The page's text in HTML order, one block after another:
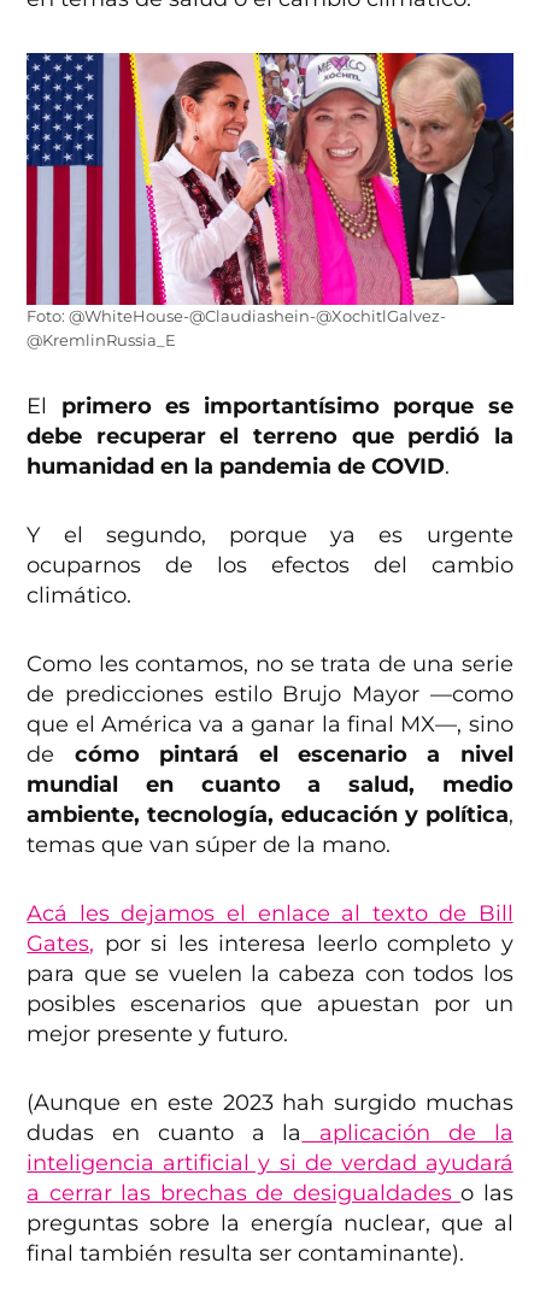
Foto: @WhiteHouse-@Claudiashein-@XochitlGalvez-
@KremlinRussia_E
El primero es importantísimo porque se
debe recuperar el terreno que perdió la
humanidad en la pandemia de COVID.
Y el segundo, porque ya es urgente
ocuparnos de los efectos del cambio
climático.
Como les contamos, no se trata de una serie
de predicciones estilo Brujo Mayor —como
que el América va a ganar la final MX—, sino
de cómo pintará el escenario a nivel
mundial en cuanto a salud, medio
ambiente, tecnología, educación y política,
temas que van súper de la mano.
Acá les dejamos el enlace al texto de Bill
Gates, por si les interesa leerlo completo y
para que se vuelen la cabeza con todos los
posibles escenarios que apuestan por un
mejor presente y futuro.
(Aunque en este 2023 hah surgido muchas
dudas en cuanto a la
aplicación de la
inteligencia artificial y si de verdad ayudará
a cerrar las brechas de desigualdadeso las
preguntas sobre la energía nuclear, que al
final también resulta ser contaminante).